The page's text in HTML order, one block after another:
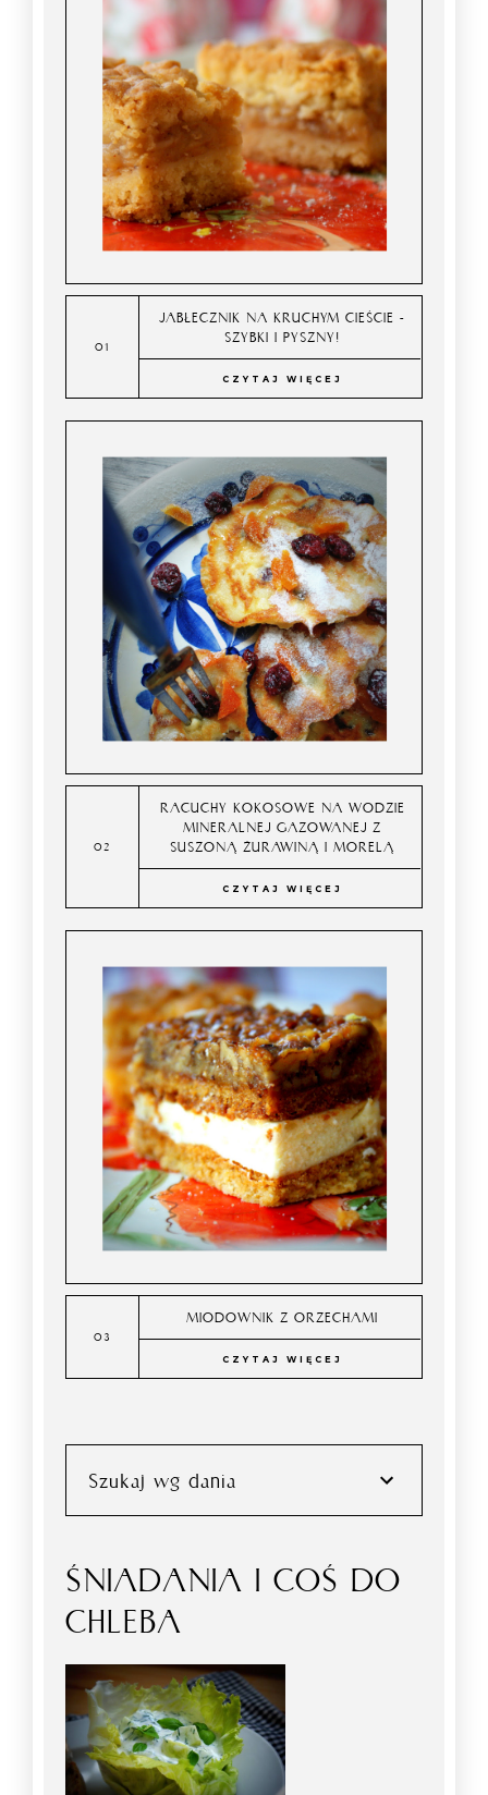
JABŁECZNIK NA KRUCHYM CIEŚCIE -
SZYBKI I PYSZNY!
CZYTAJ WIĘCEJ
RACUCHY KOKOSOWE NA WODZIE
MINERALNEJ GAZOWANEJ Z
SUSZONĄ ŻURAWINĄ I MORELĄ
CZYTAJ WIĘCEJ
MIODOWNIK Z ORZECHAMI
CZYTAJ WIĘCEJ
Szukaj wg dania
ŚNIADANIA I COŚ DO
CHLEBA